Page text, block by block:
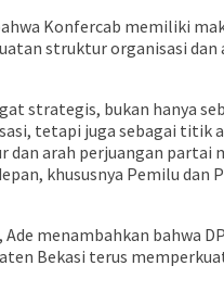
Konfercab memiliki
struktur organisasi dan
strategis, bukan hanya
tetapi juga sebagai titik
dan arah perjuangan partai
khususnya Pemilu dan
menambahkan bahwa
Bekasi terus